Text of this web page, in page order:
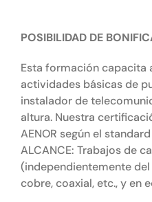
POSIBILIDAD DE
Esta formación capacita
actividades básicas de
instalador de
altura. Nuestra
AENOR según el standard
ALCANCE: Trabajos de
(independientemente
cobre, coaxial, etc., y en